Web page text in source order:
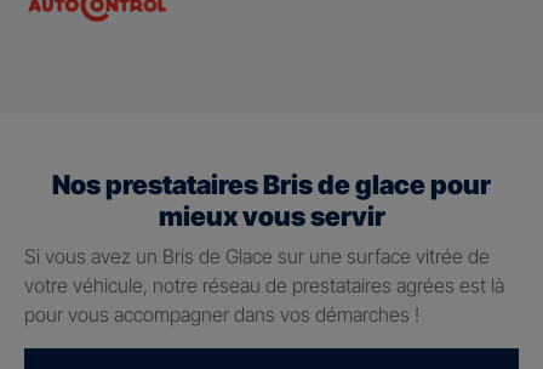
Nos prestataires Bris de glace pour
mieux vous servir
Si vous avez un Bris de Glace sur une surface vitrée de
votre véhicule, notre réseau de prestataires agrées est là
pour vous accompagner dans vos démarches !